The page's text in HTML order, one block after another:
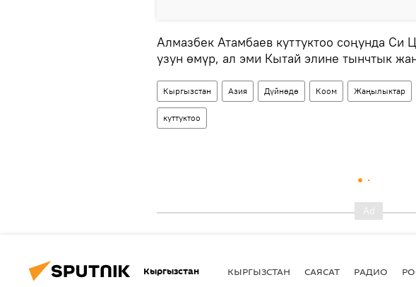
Алмазбек Атамбаев куттуктоо соңунда Си
узун өмүр, ал эми Кытай элине тынчтык
Кыргызстан Азия Дүйнөдө Коом Жаңылыктар
куттуктоо
Кыргызстан КЫРГЫЗСТАН САЯСАТ РАДИО